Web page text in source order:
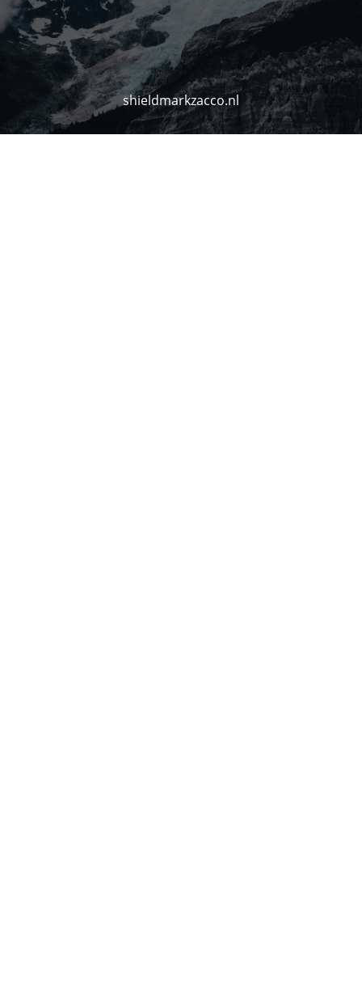
shieldmarkzacco.nl